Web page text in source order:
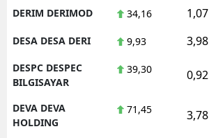
DERIM DERIMOD 34,16 1,07
DESA DESA DERI 9,93 3,98
DESPC DESPEC
BILGISAYAR
39,30 0,92
DEVA DEVA
HOLDING
71,45 3,78